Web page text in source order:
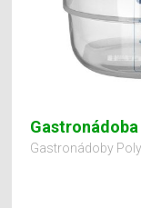
Gastronádoba
Gastronádoby